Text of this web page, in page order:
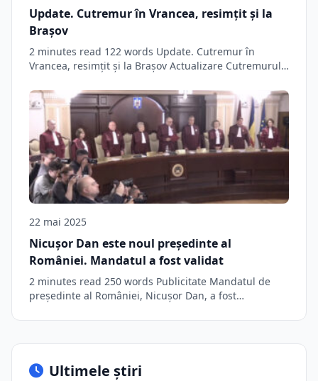
Update. Cutremur în Vrancea, resimțit și la
Brașov
2 minutes read 122 words Update. Cutremur în
Vrancea, resimțit și la Brașov Actualizare Cutremurul…
22 mai 2025
Nicușor Dan este noul președinte al
României. Mandatul a fost validat
2 minutes read 250 words Publicitate Mandatul de
președinte al României, Nicușor Dan, a fost…
Ultimele știri